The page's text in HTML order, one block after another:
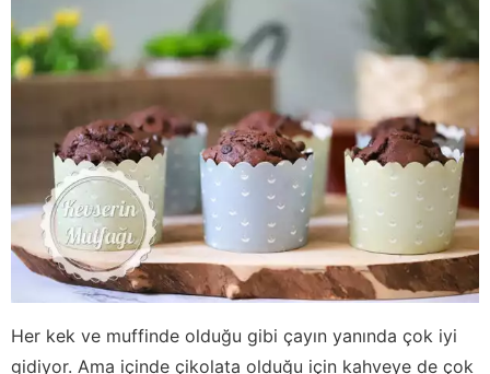
Her kek ve muffinde olduğu gibi çayın yanında çok iyi
gidiyor. Ama içinde çikolata olduğu için kahveye de çok